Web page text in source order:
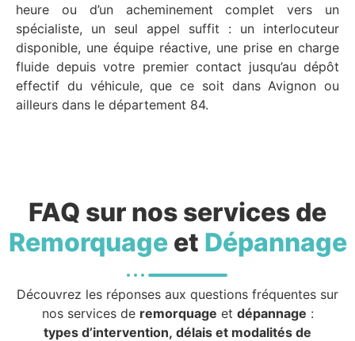
heure ou d’un acheminement complet vers un
spécialiste, un seul appel suffit : un interlocuteur
disponible, une équipe réactive, une prise en charge
fluide depuis votre premier contact jusqu’au dépôt
effectif du véhicule, que ce soit dans Avignon ou
ailleurs dans le département 84.
FAQ sur nos services de
Remorquageet Dépannage
Découvrez les réponses aux questions fréquentes sur
nos services de remorquage et dépannage :
types d’intervention, délais et modalités de